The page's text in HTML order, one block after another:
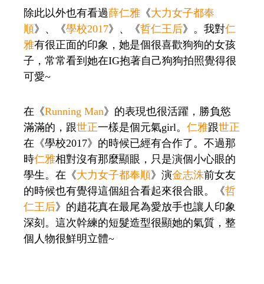
除此以外也有看過薛仁雅 《大力女子都奉
順》、《學校2017》、《哲仁王后》。我對仁
雅有很正面的印象，她是個很喜歡狗狗的女孩
子，常常看到她在IG抱著自己狗狗拍照覺得很
可愛~
在《Running Man》的表現也很活躍，勝負慾
滿滿的，跟世正一樣是個元氣girl。仁雅跟世正
在《學校2017》的時候已經有合作了。不過那
時仁雅相對沒有那麼顯眼，只是演個小心眼的
學生。在《大力女子都奉順》演金志洙前女友
的時候也有覺得這個組合看起來很合眼。《哲
仁王后》的趙花真在最尾為愛放手也讓人印象
深刻。這次幹練的短髮造型很顯她的氣質，整
個人物很鮮明立體~